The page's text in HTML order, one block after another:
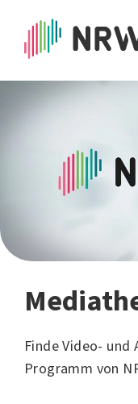
Finde Video-
Programm von